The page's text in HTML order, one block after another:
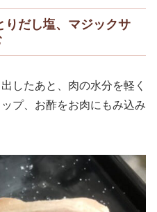
だし塩、マジックサ
したあと、肉の水分を軽く
プ、お酢をお肉にもみ込み